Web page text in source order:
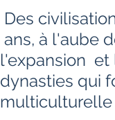
ans, à l'aube
l'expansion
dynasties qui
multiculturelle